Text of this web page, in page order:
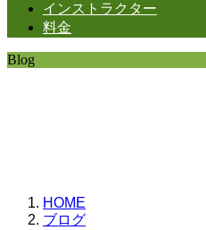
インストラクター
料金
Blog
HOME
ブログ